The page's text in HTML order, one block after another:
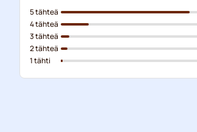
5 tähteä
4 tähteä
3 tähteä
2 tähteä
1 tähti